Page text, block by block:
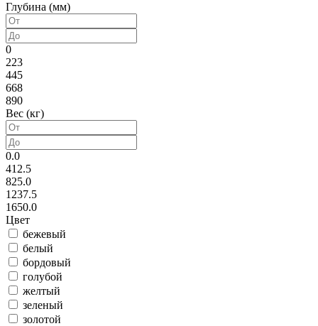
Глубина (мм)
0
223
445
668
890
Вес (кг)
0.0
412.5
825.0
1237.5
1650.0
Цвет
бежевый
белый
бордовый
голубой
желтый
зеленый
золотой